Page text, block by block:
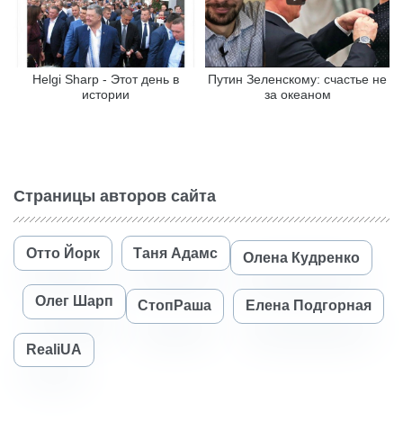
Helgi Sharp - Этот день в
истории
Путин Зеленскому: счастье не
за океаном
Страницы авторов сайта
Отто Йорк Таня Адамс Олена Кудренко
Олег Шарп СтопРаша Елена Подгорная
RealiUA